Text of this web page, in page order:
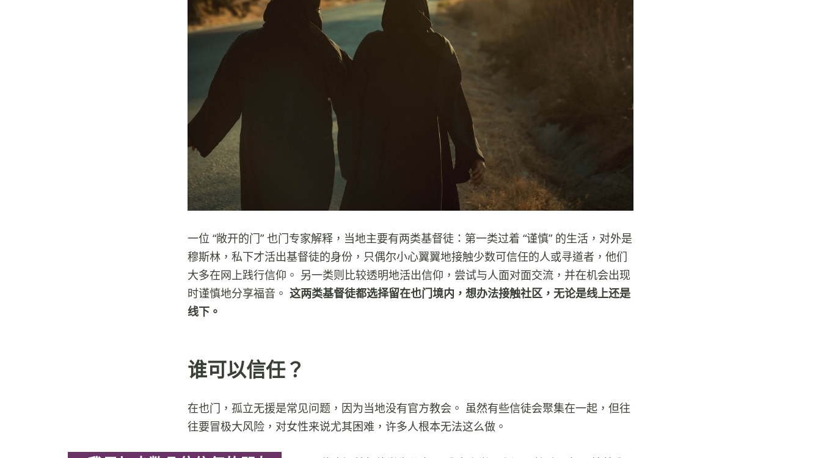
一位 “敞开的门” 也门专家解释，当地主要有两类基督徒：第一类过着 “谨慎” 的生活，对外是
穆斯林，私下才活出基督徒的身份，只偶尔小心翼翼地接触少数可信任的人或寻道者，他们
大多在网上践行信仰。 另一类则比较透明地活出信仰，尝试与人面对面交流，并在机会出现
时谨慎地分享福音。 这两类基督徒都选择留在也门境内，想办法接触社区，无论是线上还是
线下。
谁可以信任？
在也门，孤立无援是常见问题，因为当地没有官方教会。 虽然有些信徒会聚集在一起，但往
往要冒极大风险，对女性来说尤其困难，许多人根本无法这么做。